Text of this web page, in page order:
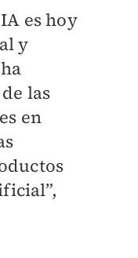
es hoy
y
las
en